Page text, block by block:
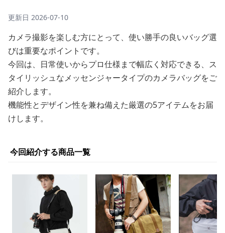
更新日 2026-07-10
カメラ撮影を楽しむ方にとって、使い勝手の良いバッグ選
びは重要なポイントです。
今回は、日常使いからプロ仕様まで幅広く対応できる、ス
タイリッシュなメッセンジャータイプのカメラバッグをご
紹介します。
機能性とデザイン性を兼ね備えた厳選の5アイテムをお届
けします。
今回紹介する商品一覧